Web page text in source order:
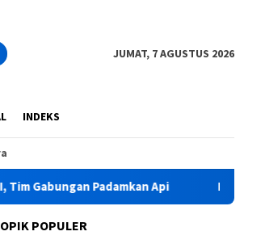
JUMAT, 7 AGUSTUS 2026
INDEKS
Padamkan Api HKG PKK Ke-54,
POPULER